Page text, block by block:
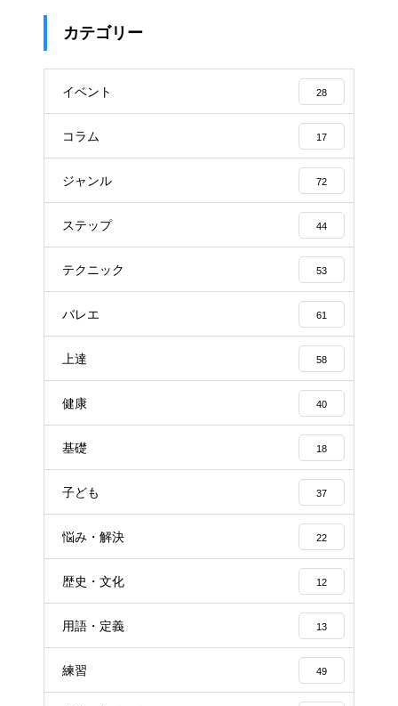
カテゴリー
イベント 28
コラム 17
ジャンル 72
ステップ 44
テクニック 53
バレエ 61
上達 58
健康 40
基礎 18
子ども 37
悩み・解決 22
歴史・文化 12
用語・定義 13
練習 49